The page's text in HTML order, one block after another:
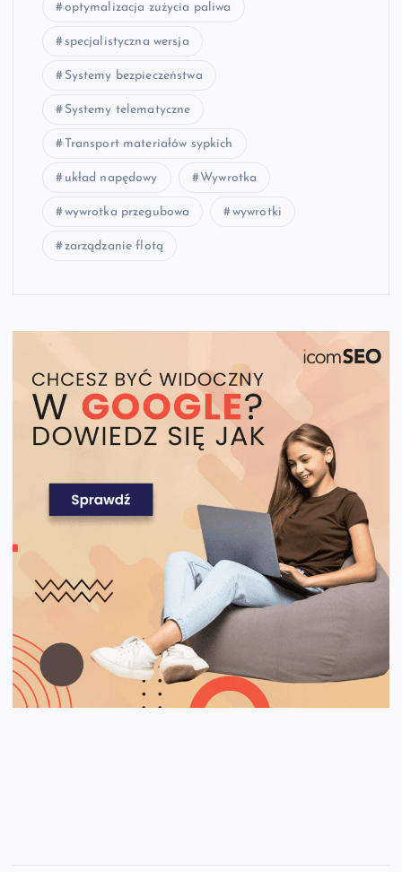
optymalizacja zużycia paliwa
specjalistyczna wersja
Systemy bezpieczeństwa
Systemy telematyczne
Transport materiałów sypkich
układ napędowy Wywrotka
wywrotka przegubowa wywrotki
zarządzanie flotą